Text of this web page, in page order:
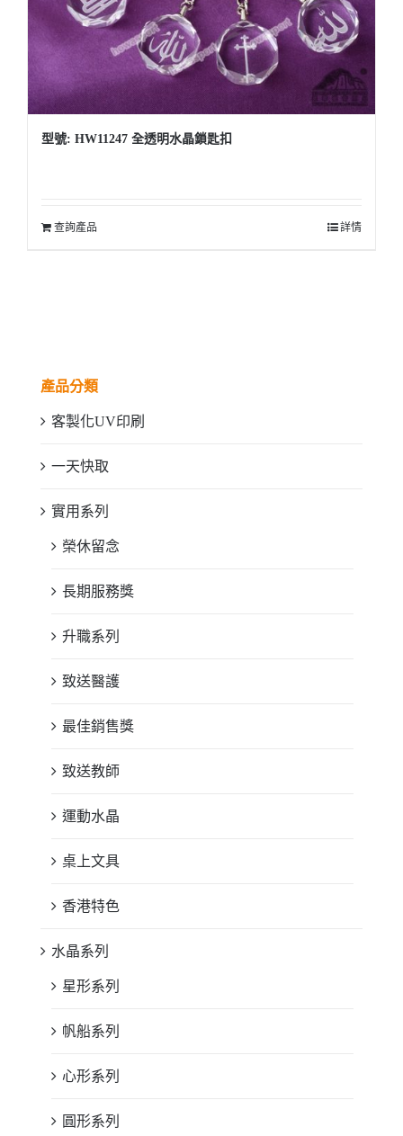
型號: HW11247 全透明水晶鎖匙扣
查詢產品 詳情
產品分類
客製化UV印刷
一天快取
實用系列
榮休留念
長期服務獎
升職系列
致送醫護
最佳銷售獎
致送教師
運動水晶
桌上文具
香港特色
水晶系列
星形系列
帆船系列
心形系列
圓形系列